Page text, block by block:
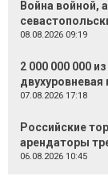
Война войной,
08.08.2026 09:19
2 000 000 000
07.08.2026 17:18
Российские
арендаторы
06.08.2026 10:45